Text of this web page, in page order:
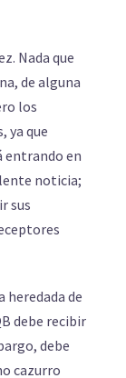
Nada que
de alguna
los
ya que
entrando en
noticia;
sus
heredada de
debe recibir
debe
cazurro